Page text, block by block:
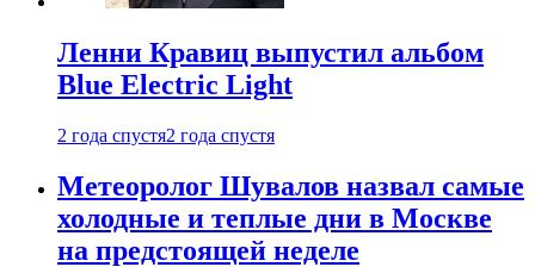
Ленни Кравиц выпустил альбом
Blue Electric Light
2 года спустя2 года спустя
Метеоролог Шувалов назвал самые
холодные и теплые дни в Москве
на предстоящей неделе